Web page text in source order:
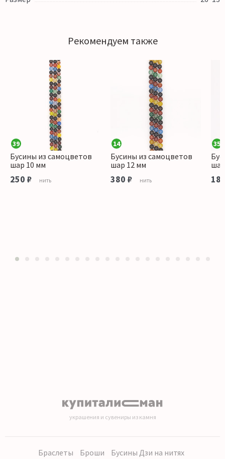
Рекомендуем также
39
Бусины из самоцветов
шар 10 мм
250 ₽ нить
14
Бусины из самоцветов
шар 12 мм
380 ₽ нить
35
украшения и сувениры из камня
Браслеты Броши Бусины Дзи на нитях